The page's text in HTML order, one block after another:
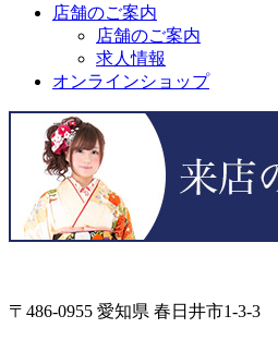
店舗のご案内
店舗のご案内
求人情報
オンラインショップ
〒486-0955 愛知県 春日井市1-3-3